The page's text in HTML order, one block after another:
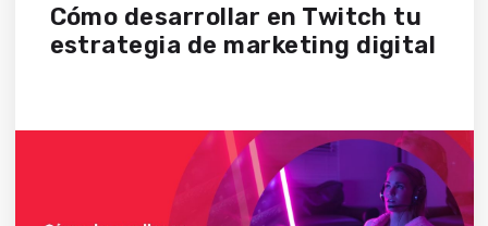
Cómo desarrollar en Twitch tu
estrategia de marketing digital